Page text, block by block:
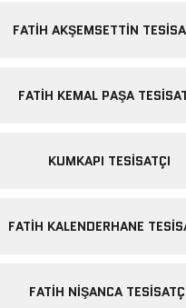
FATIH AKŞEMSETTIN
FATIH KEMAL PAŞA
KUMKAPI TESISATÇI
FATIH KALENDERHANE
FATIH NIŞANCA